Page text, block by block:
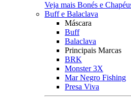
Veja mais Bonés e
Buff e Balaclava
Máscara
Buff
Balaclava
Principais Marcas
BRK
Monster 3X
Mar Negro Fishing
Presa Viva